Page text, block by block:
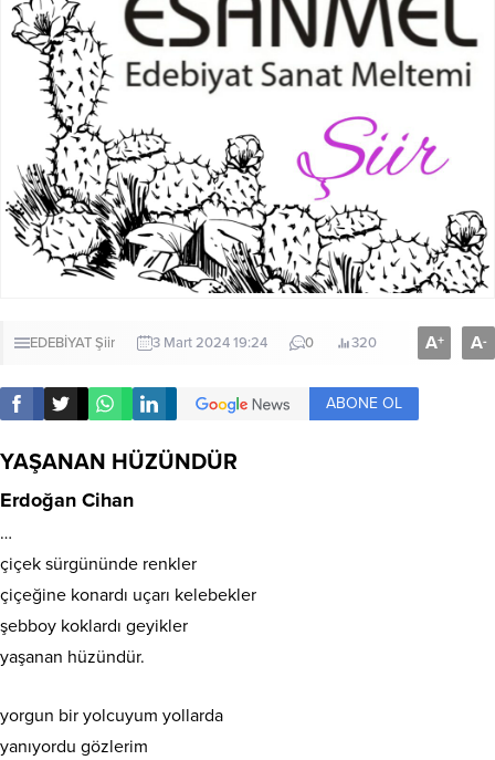
EDEBİYATŞiir 3 Mart 2024 19:24 0 320 A+ A-
ABONE OL
YAŞANAN HÜZÜNDÜR
Erdoğan Cihan
…
çiçek sürgününde renkler
çiçeğine konardı uçarı kelebekler
şebboy koklardı geyikler
yaşanan hüzündür.
yorgun bir yolcuyum yollarda
yanıyordu gözlerim